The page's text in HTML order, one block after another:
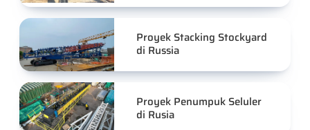
Proyek Stacking Stockyard
di Russia
Proyek Penumpuk Seluler
di Rusia